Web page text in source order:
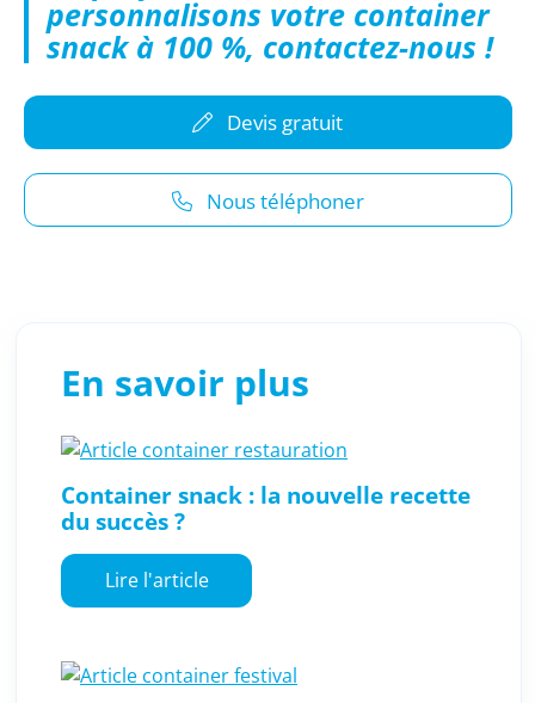
personnalisons votre container
snack à 100 %, contactez-nous !
Devis gratuit
Nous téléphoner
En savoir plus
Container snack : la nouvelle recette
du succès ?
Lire l'article